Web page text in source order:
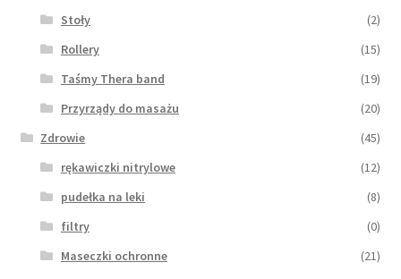
Stoły
(2)
Rollery
(15)
Taśmy Thera band
(19)
Przyrządy do masażu
(20)
Zdrowie
(45)
rękawiczki nitrylowe
(12)
pudełka na leki
(8)
filtry
(0)
Maseczki ochronne
(21)